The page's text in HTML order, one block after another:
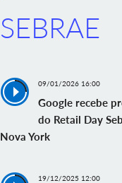
SEBRAE
09/01/2026 16:00
Google recebe
do Retail Day
Nova York
19/12/2025 12:00